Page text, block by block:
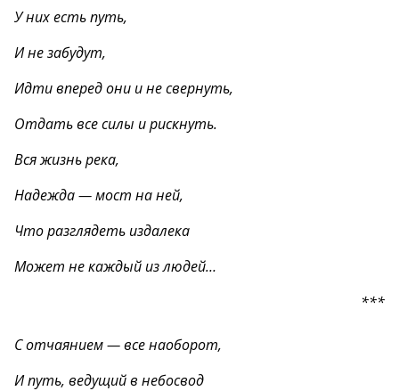
У них есть путь,
И не забудут,
Идти вперед они и не свернуть,
Отдать все силы и рискнуть.
Вся жизнь река,
Надежда — мост на ней,
Что разглядеть издалека
Может не каждый из людей…
***
С отчаянием — все наоборот,
И путь, ведущий в небосвод